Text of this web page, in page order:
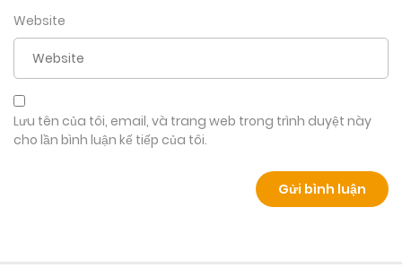
Website
Lưu tên của tôi, email, và trang web trong trình duyệt này
cho lần bình luận kế tiếp của tôi.